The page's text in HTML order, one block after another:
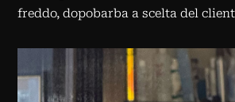
freddo, dopobarba a scelta del